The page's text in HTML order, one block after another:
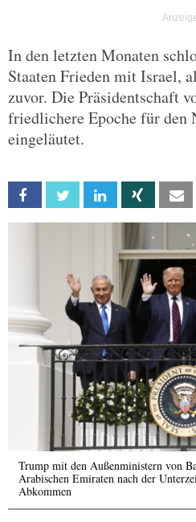
In den letzten Monaten
Staaten Frieden mit Israel,
zuvor. Die Präsidentschaft
friedlichere Epoche für den
eingeläutet.
Facebook Twitter Linkedin Xing
Trump mit den Außenministern von
Arabischen Emiraten nach der
Abkommen